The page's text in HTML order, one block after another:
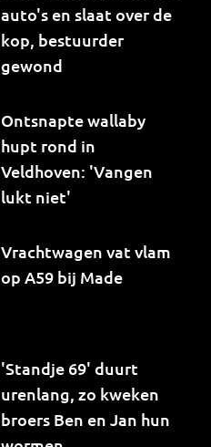
auto's en slaat over de
kop, bestuurder
gewond
Ontsnapte wallaby
hupt rond in
Veldhoven: 'Vangen
lukt niet'
Vrachtwagen vat vlam
op A59 bij Made
'Standje 69' duurt
urenlang, zo kweken
broers Ben en Jan hun